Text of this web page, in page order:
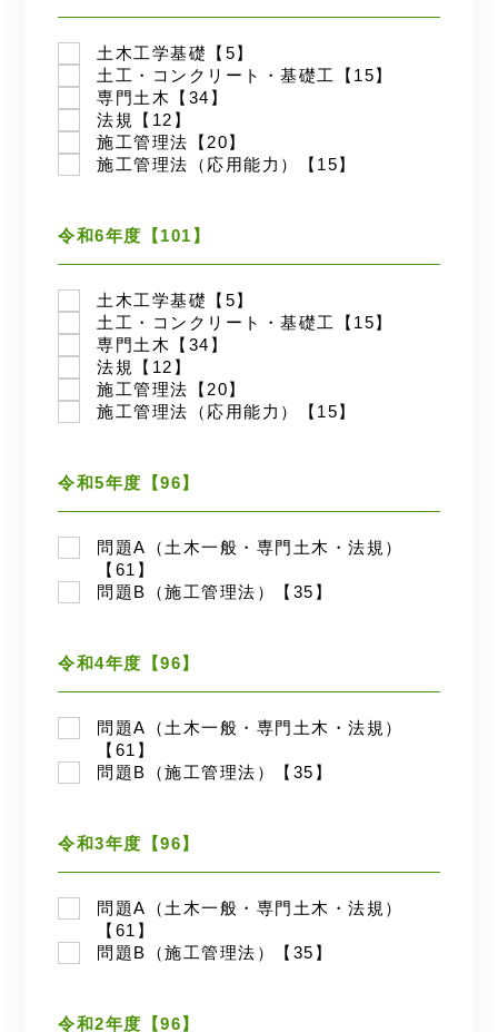
土木工学基礎【5】
土工・コンクリート・基礎工【15】
専門土木【34】
法規【12】
施工管理法【20】
施工管理法（応用能力）【15】
令和6年度【101】
土木工学基礎【5】
土工・コンクリート・基礎工【15】
専門土木【34】
法規【12】
施工管理法【20】
施工管理法（応用能力）【15】
令和5年度【96】
問題A（土木一般・専門土木・法規）
【61】
問題B（施工管理法）【35】
令和4年度【96】
問題A（土木一般・専門土木・法規）
【61】
問題B（施工管理法）【35】
令和3年度【96】
問題A（土木一般・専門土木・法規）
【61】
問題B（施工管理法）【35】
令和2年度【96】